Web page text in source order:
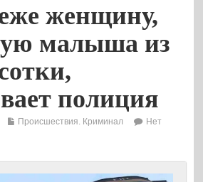
женщину,
малыша из
полиция
Происшествия. Криминал
Нет